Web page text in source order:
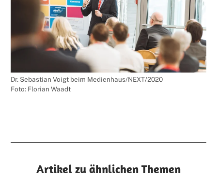
Dr. Sebastian Voigt beim Medienhaus/NEXT/2020
Foto: Florian Waadt
Artikel zu ähnlichen Themen